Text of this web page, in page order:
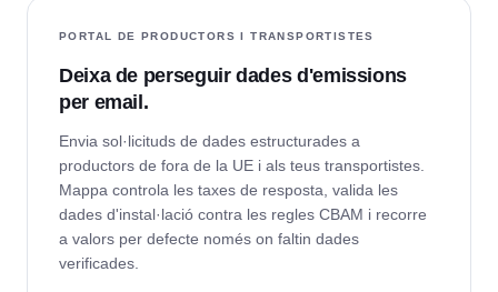
PORTAL DE PRODUCTORS I TRANSPORTISTES
Deixa de perseguir dades d'emissions
per email.
Envia sol·licituds de dades estructurades a
productors de fora de la UE i als teus transportistes.
Mappa controla les taxes de resposta, valida les
dades d'instal·lació contra les regles CBAM i recorre
a valors per defecte només on faltin dades
verificades.